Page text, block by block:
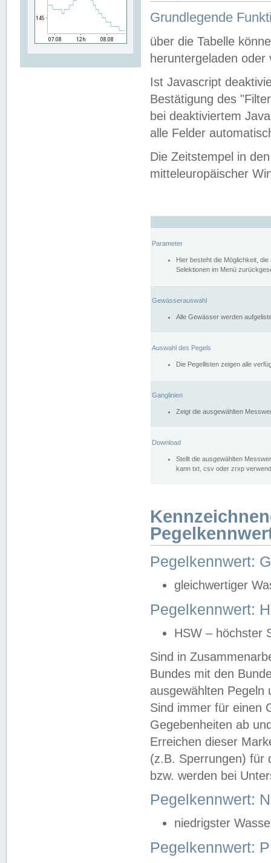
Grundlegende
über die Tabelle
heruntergeladen oder
Ist Javascript
Bestätigung des
bei deaktiviertem
alle Felder
Die Zeitstempel in
mitteleuropäischer
Parameter
Hier besteht die Möglichkeit,
Selektionen im Menü
Gewässerauswahl
Alle Gewässer werden
Auswahl des Pegels
Die Pegellisten zeigen alle
Ganglinien
Zeigt die ausgewählten
Download
Stellt die ausgewählten
kann txt, csv oder zrxp
Pegelkennwert:
gleichwertiger
Pegelkennwert:
HSW – höchster
Sind in
Bundes mit den
ausgewählten
Sind immer für einen
Gegebenheiten ab
Erreichen dieser
(z.B. Sperrungen) für
bzw. werden bei
Pegelkennwert:
niedrigster
Pegelkennwert: